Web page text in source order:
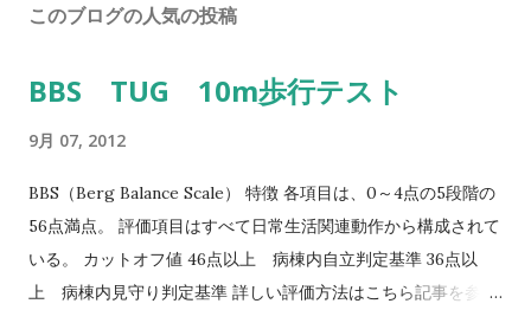
このブログの人気の投稿
BBS TUG 10m歩行テスト
9月 07, 2012
BBS（Berg Balance Scale） 特徴 各項目は、0～4点の5段階の
56点満点。 評価項目はすべて日常生活関連動作から構成されて
いる。 カットオフ値 46点以上 病棟内自立判定基準 36点以
上 病棟内見守り判定基準 詳しい評価方法はこちら記事を参照